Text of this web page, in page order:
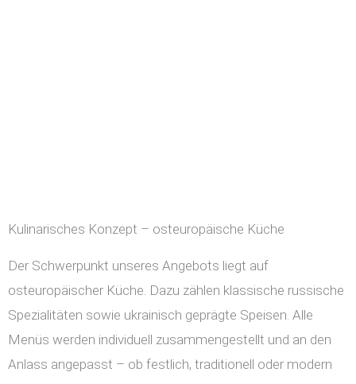
Kulinarisches Konzept – osteuropäische Küche
Der Schwerpunkt unseres Angebots liegt auf
osteuropäischer Küche. Dazu zählen klassische russische
Spezialitäten sowie ukrainisch geprägte Speisen. Alle
Menüs werden individuell zusammengestellt und an den
Anlass angepasst – ob festlich, traditionell oder modern